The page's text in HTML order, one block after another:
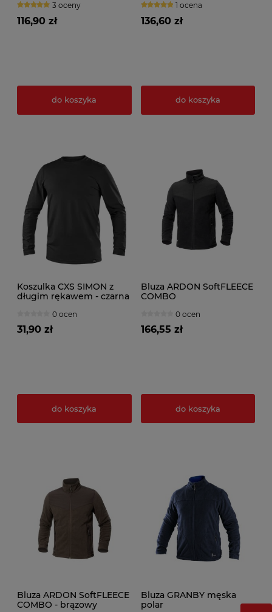
3 oceny
116,90 zł
do koszyka
1 ocena
136,60 zł
do koszyka
Koszulka CXS SIMON z
długim rękawem - czarna
0 ocen
31,90 zł
do koszyka
Bluza ARDON SoftFLEECE
COMBO
0 ocen
166,55 zł
do koszyka
Bluza ARDON SoftFLEECE
COMBO - brązowy
Bluza GRANBY męska
polar